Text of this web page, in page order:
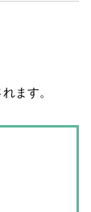
ます。